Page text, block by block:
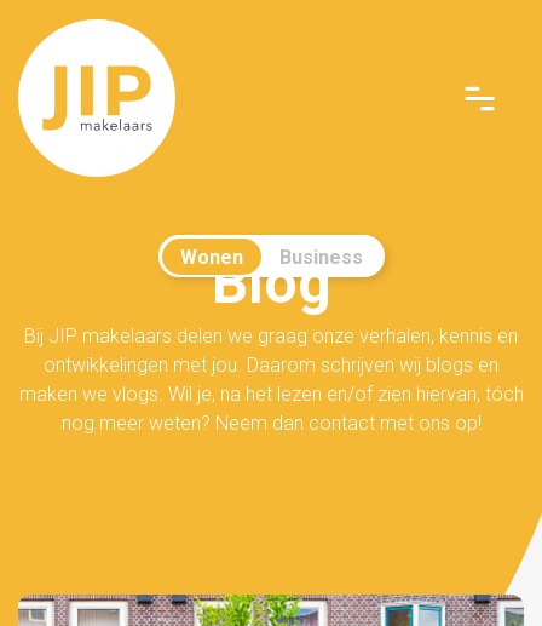
Wonen Business
Blog
Bij JIP makelaars delen we graag onze verhalen, kennis en
ontwikkelingen met jou. Daarom schrijven wij blogs en
maken we vlogs. Wil je, na het lezen en/of zien hiervan, tóch
nog meer weten? Neem dan contact met ons op!